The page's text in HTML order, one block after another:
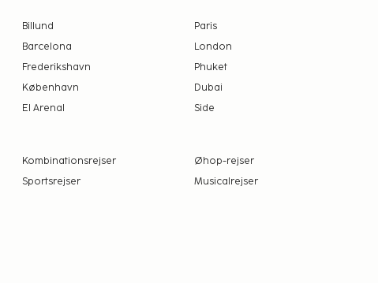
Billund
Paris
Barcelona
London
Frederikshavn
Phuket
København
Dubai
El Arenal Side
Kombinationsrejser
Øhop-rejser
Sportsrejser Musicalrejser